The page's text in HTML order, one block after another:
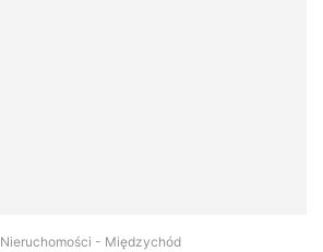
Nieruchomości - Międzychód